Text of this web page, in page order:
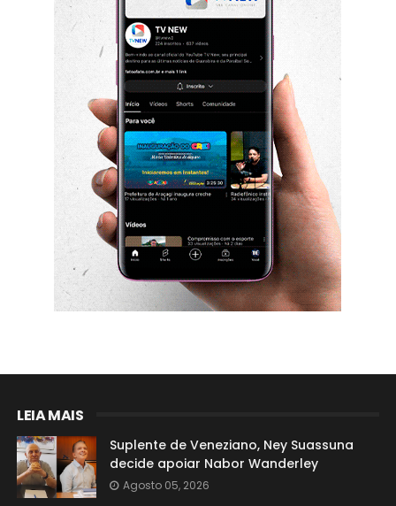
LEIA MAIS
Suplente de Veneziano, Ney Suassuna
decide apoiar Nabor Wanderley
Agosto 05, 2026